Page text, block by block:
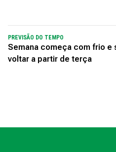
PREVISÃO DO TEMPO
Semana começa com frio e
voltar a partir de terça